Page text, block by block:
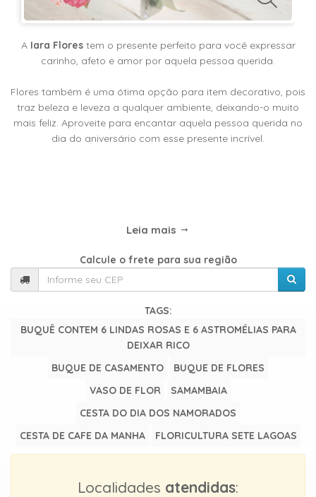
DE
FLORES
0464
WhatsApp
A Iara Florestem o presente perfeito para você expressar
carinho, afeto e amor por aquela pessoa querida.
Flores também é uma ótima opção para item decorativo, pois
traz beleza e leveza a qualquer ambiente, deixando-o muito
mais feliz. Aproveite para encantar aquela pessoa querida no
dia do aniversário com esse presente incrível.
Leia mais
Calcule o frete para sua região
TAGS:
BUQUÊ CONTEM 6 LINDAS ROSAS E 6 ASTROMÉLIAS PARA
DEIXAR RICO
BUQUE DE CASAMENTO
BUQUE DE FLORES
VASO DE FLOR
SAMAMBAIA
CESTA DO DIA DOS NAMORADOS
CESTA DE CAFE DA MANHA
FLORICULTURA SETE LAGOAS
Localidades atendidas: